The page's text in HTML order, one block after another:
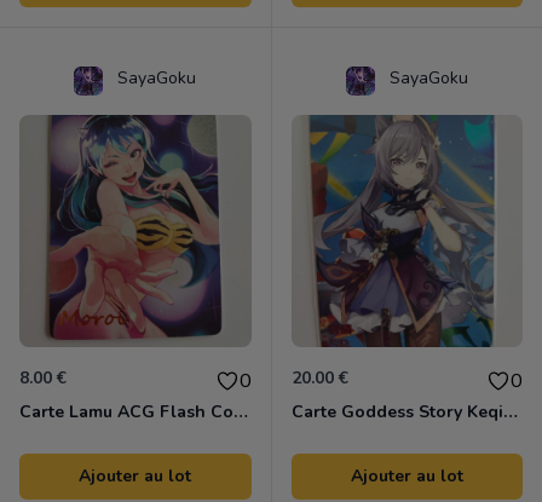
SayaGoku
8.00 € 0
Carte Lamu ACG Flash Colors
Ajouter au lot
SayaGoku
20.00 € 0
Carte Goddess Story Keqing SP Genshin Impact
Ajouter au lot